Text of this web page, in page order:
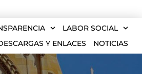
LABOR SOCIAL
Y ENLACES
NOTICIAS